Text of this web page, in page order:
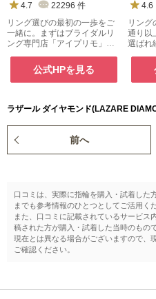
4.7 22296 件
リング選びの最初の一歩をご
一緒に。まずはブライダルリ
ング専門店「アイプリモ」
公式HPを見る
4.6
リン
通り以
選ばれ
ラザール ダイヤモンド(LAZARE
前へ
口コミは、実際に指輪を購入・試着した
までも参考情報のひとつとしてご活用く
また、口コミに記載されているサービス
稿された方が購入・試着した当時のもので
現在とは異なる場合がございますので、
ご確認ください。